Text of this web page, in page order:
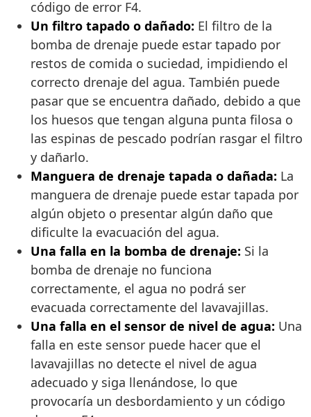
código de error F4.
Un filtro tapado o dañado: El filtro de la
bomba de drenaje puede estar tapado por
restos de comida o suciedad, impidiendo el
correcto drenaje del agua. También puede
pasar que se encuentra dañado, debido a que
los huesos que tengan alguna punta filosa o
las espinas de pescado podrían rasgar el filtro
y dañarlo.
Manguera de drenaje tapada o dañada: La
manguera de drenaje puede estar tapada por
algún objeto o presentar algún daño que
dificulte la evacuación del agua.
Una falla en la bomba de drenaje: Si la
bomba de drenaje no funciona
correctamente, el agua no podrá ser
evacuada correctamente del lavavajillas.
Una falla en el sensor de nivel de agua: Una
falla en este sensor puede hacer que el
lavavajillas no detecte el nivel de agua
adecuado y siga llenándose, lo que
provocaría un desbordamiento y un código